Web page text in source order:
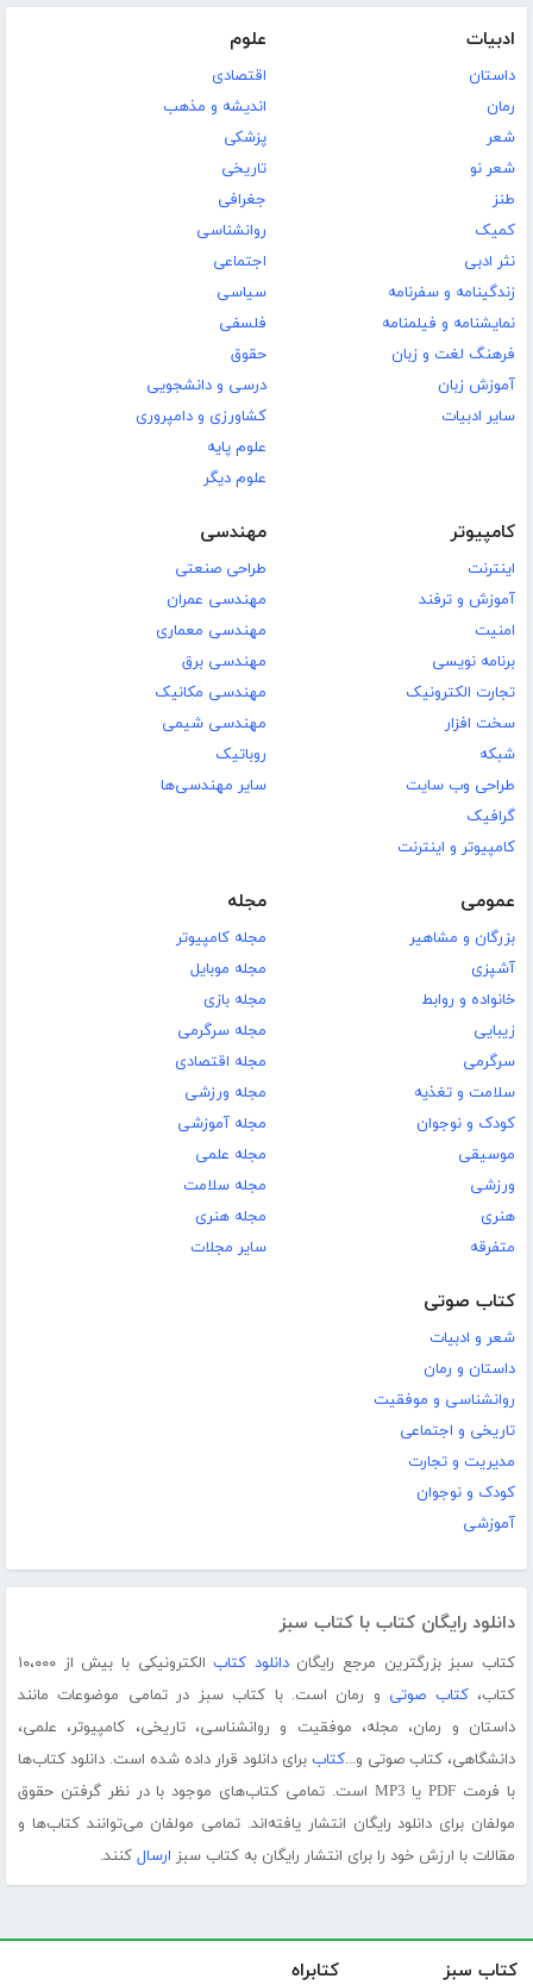
ادبیات
داستان
رمان
شعر
شعر نو
طنز
کمیک
نثر ادبی
زندگینامه و سفرنامه
نمایشنامه و فیلمنامه
فرهنگ لغت و زبان
آموزش زبان
سایر ادبیات
علوم
اقتصادی
اندیشه و مذهب
پزشکی
تاریخی
جغرافی
روانشناسی
اجتماعی
سیاسی
فلسفی
حقوق
درسی و دانشجویی
کشاورزی و دامپروری
علوم پایه
علوم دیگر
کامپیوتر
اینترنت
آموزش و ترفند
امنیت
برنامه نویسی
تجارت الکترونیک
سخت افزار
شبکه
طراحی وب سایت
گرافیک
کامپیوتر و اینترنت
مهندسی
طراحی صنعتی
مهندسی عمران
مهندسی معماری
مهندسی برق
مهندسی مکانیک
مهندسی شیمی
روباتیک
سایر مهندسی‌ها
عمومی
بزرگان و مشاهیر
آشپزی
خانواده و روابط
زیبایی
سرگرمی
سلامت و تغذیه
کودک و نوجوان
موسیقی
ورزشی
هنری
متفرقه
مجله
مجله کامپیوتر
مجله موبایل
مجله بازی
مجله سرگرمی
مجله اقتصادی
مجله ورزشی
مجله آموزشی
مجله علمی
مجله سلامت
مجله هنری
سایر مجلات
کتاب صوتی
شعر و ادبیات
داستان و رمان
روانشناسی و موفقیت
تاریخی و اجتماعی
مدیریت و تجارت
کودک و نوجوان
آموزشی
دانلود رایگان کتاب با کتاب سبز
کتاب سبز بزرگترین مرجع رایگاندانلود کتاب
الکترونیکی با بیش از ۱۰،۰۰۰
کتاب،کتاب صوتی و رمان است. با کتاب سبز در تمامی موضوعات مانند
داستان و رمان، مجله، موفقیت و روانشناسی، تاریخی، کامپیوتر، علمی،
دانشگاهی، کتاب صوتی و...کتاب برای دانلود قرار داده شده است. دانلود کتاب‌ها
با فرمت PDF یا MP3 است. تمامی کتاب‌های موجود با در نظر گرفتن حقوق
مولفان برای دانلود رایگان انتشار یافته‌اند. تمامی مولفان می‌توانند کتاب‌ها و
مقالات با ارزش خود را برای انتشار رایگان به کتاب سبز ارسال کنند.
کتاب سبز کتابراه